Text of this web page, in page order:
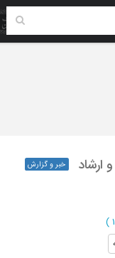
ارشاد
خبر و گزارش
)